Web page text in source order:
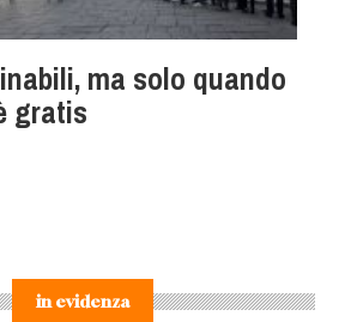
ma solo quando
gratis
in evidenza